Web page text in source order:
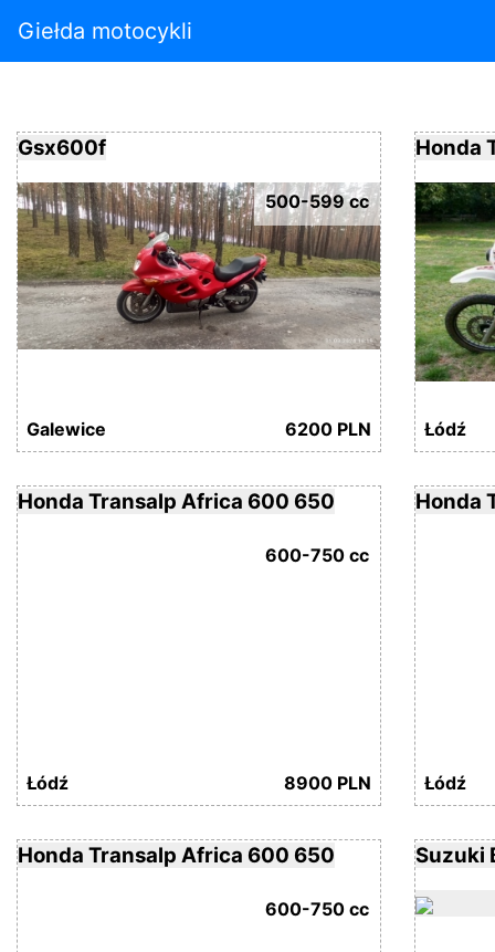
Giełda motocykli
Galewice 6200 PLN
Gsx600f
500-599 cc
Łódź
Honda
Łódź 8900 PLN
Honda Transalp Africa 600 650
600-750 cc
Łódź
Honda
Honda Transalp Africa 600 650
600-750 cc
Suzuki